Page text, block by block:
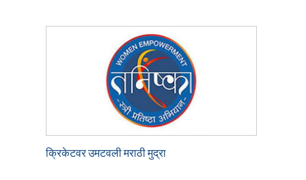
क्रिकेटवर उमटवली मराठी मुद्रा